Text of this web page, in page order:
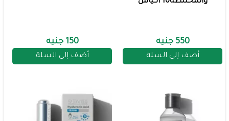
550 جنيه
أضف إلى السلة
150 جنيه
أضف إلى السلة